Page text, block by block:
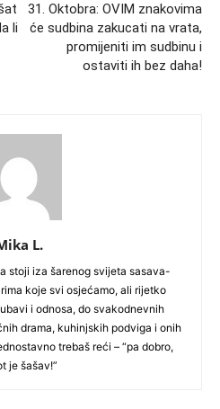
li
31. Oktobra: OVIM znakovima
će sudbina zakucati na vrata,
promijeniti im sudbinu i
ostaviti ih bez daha!
L.
stoji iza šarenog svijeta sasava-
koje svi osjećamo, ali rijetko
i odnosa, do svakodnevnih
drama, kuhinjskih podviga i onih
trebaš reći – “pa dobro,
je šašav!”